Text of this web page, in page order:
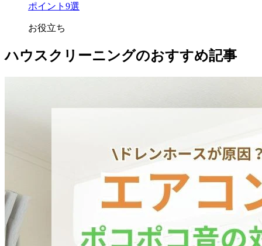
ポイント9選
お役立ち
ハウスクリーニングのおすすめ記事